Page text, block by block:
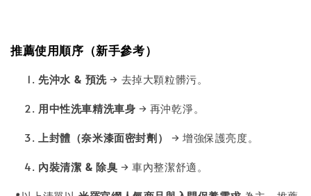
推薦使用順序（新手參考）
先沖水 & 預洗→ 去掉大顆粒髒污。
用中性洗車精洗車身 → 再沖乾淨。
上封體（奈米漆面密封劑）
→ 增強保護亮度。
內裝清潔 & 除臭 → 車內整潔舒適。